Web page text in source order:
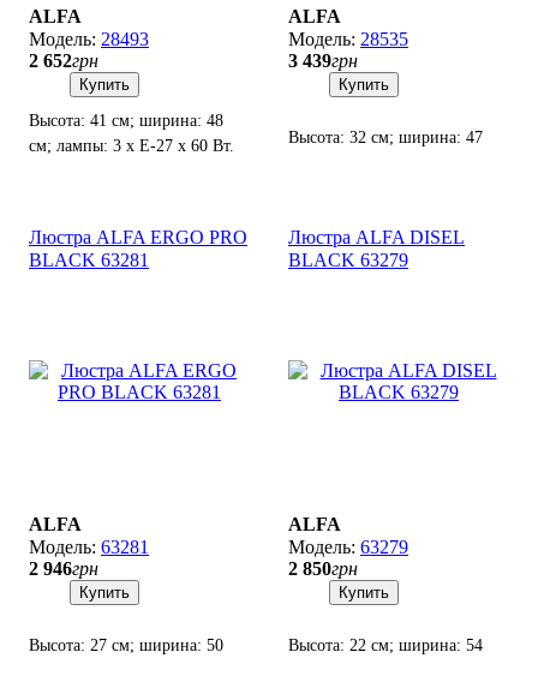
ALFA
28493
2 652грн
Купить
Высота: 41 см; ширина: 48
см; лампы: 3 х Е-27 х 60 Вт.
ALFA
28535
3 439грн
Купить
Высота: 32 см; ширина: 47
Люстра ALFA ERGO PRO
BLACK 63281
ALFA
63281
2 946грн
Купить
Высота: 27 см; ширина: 50
Люстра ALFA DISEL
BLACK 63279
ALFA
63279
2 850грн
Купить
Высота: 22 см; ширина: 54